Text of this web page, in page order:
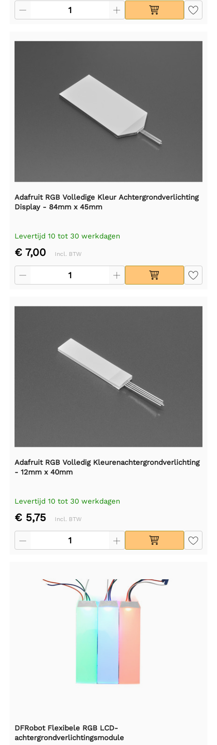
Adafruit RGB Volledige Kleur Achtergrondverlichting
Display - 84mm x 45mm
Levertijd 10 tot 30 werkdagen
€ 7,00 Incl. BTW
Adafruit RGB Volledig Kleurenachtergrondverlichting
- 12mm x 40mm
Levertijd 10 tot 30 werkdagen
€ 5,75 Incl. BTW
DFRobot Flexibele RGB LCD-
achtergrondverlichtingsmodule